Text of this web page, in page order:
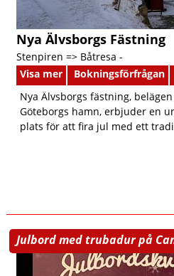
Nya Älvsborgs Fästning
Stenpiren => Båtresa -
Visa mer
Bokningsförfrågan
Nya Älvsborgs fästning,
Göteborgs hamn, erbjuder en
plats för att fira jul med ett
Julbord med trubadur på